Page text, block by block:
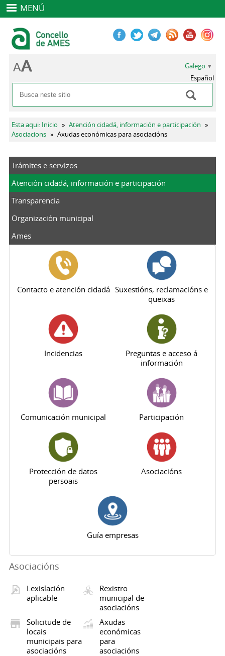
MENÚ
Formulario de busca
Buscar
Galego
Español
Vostede está aquí
Esta aqui: Inicio » Atención cidadá, información e participación »
Asociacions » Axudas económicas para asociacións
Trámites e servizos
Atención cidadá, información e participación
Transparencia
Organización municipal
Ames
Contacto e atención cidadá Suxestións, reclamacións e
queixas
Incidencias
Preguntas e acceso á
información
Comunicación municipal Participación
Protección de datos
persoais
Asociacións
Guía empresas
Asociacións
Lexislación
aplicable
Rexistro
municipal de
asociacións
Solicitude de
locais
municipais para
asociacións
Axudas
económicas
para
asociacións